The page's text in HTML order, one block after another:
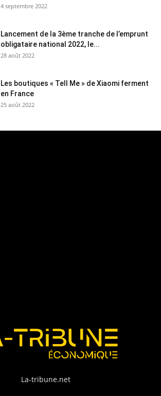
4 septembre 2022
Lancement de la 3ème tranche de l’emprunt
obligataire national 2022, le...
28 août 2022
Les boutiques « Tell Me » de Xiaomi ferment
en France
25 août 2022
La-tribune.net